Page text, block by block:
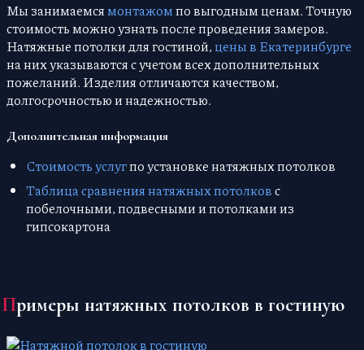
Мы занимаемсямонтажомпо выгодным ценам. Точную
стоимость можно узнать после проведения замеров.
Натяжные потолки для гостиной,цены в Екатеринбурге
на них указываются с учетом всех дополнительных
пожеланий. Изделия отличаются качеством,
долгосрочностью и надежностью.
Дополнительная информация
Стоимость услугпо установке натяжных потолков
Таблица сравнения натяжных потолковс
побелочными, подвесными и потолками из
гипсокартона
Примеры натяжных потолков в гостиную